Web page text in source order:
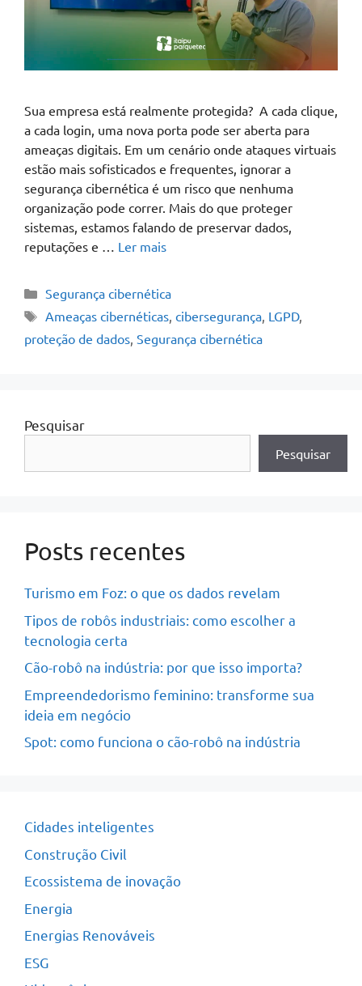
Sua empresa está realmente protegida? A cada clique,
a cada login, uma nova porta pode ser aberta para
ameaças digitais. Em um cenário onde ataques virtuais
estão mais sofisticados e frequentes, ignorar a
segurança cibernética é um risco que nenhuma
organização pode correr. Mais do que proteger
sistemas, estamos falando de preservar dados,
reputações e … Ler mais
Segurança cibernética
Ameaças cibernéticas, cibersegurança, LGPD,
proteção de dados, Segurança cibernética
Pesquisar
Pesquisar
Posts recentes
Turismo em Foz: o que os dados revelam
Tipos de robôs industriais: como escolher a
tecnologia certa
Cão-robô na indústria: por que isso importa?
Empreendedorismo feminino: transforme sua
ideia em negócio
Spot: como funciona o cão-robô na indústria
Cidades inteligentes
Construção Civil
Ecossistema de inovação
Energia
Energias Renováveis
ESG